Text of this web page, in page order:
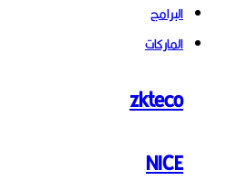
البرامج
الماركات
zkteco
NICE